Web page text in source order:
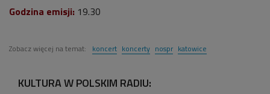
Godzina emisji: 19.30
Zobacz więcej na temat: koncert koncerty nospr katowice
KULTURA W POLSKIM RADIU: